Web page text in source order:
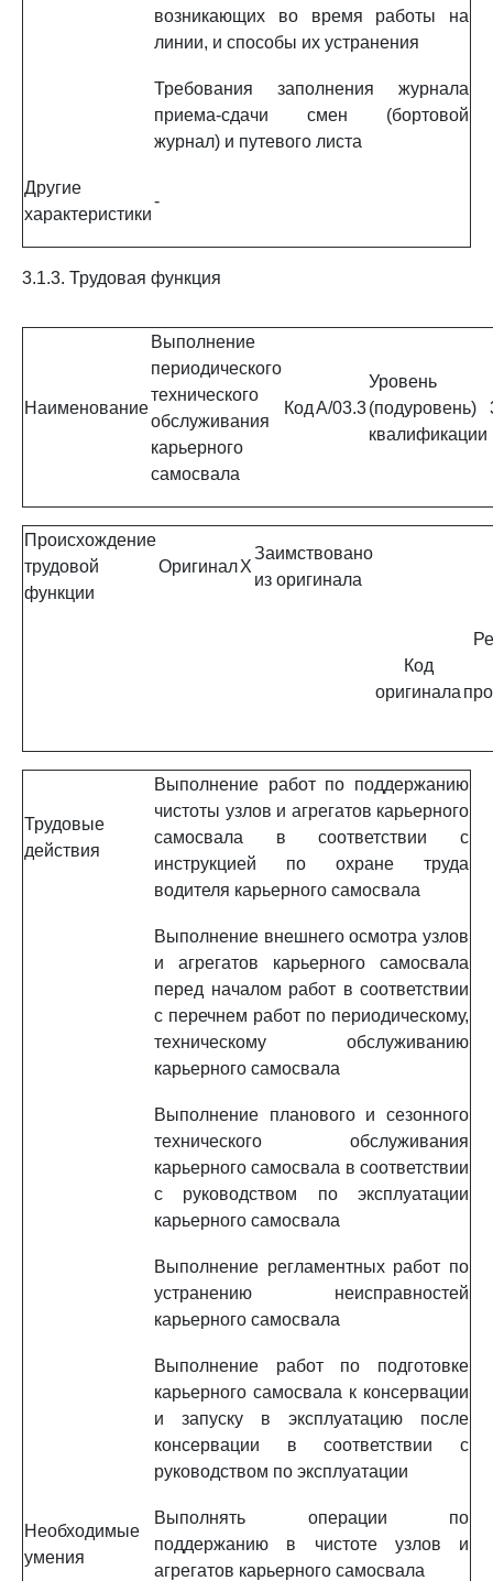
возникающих во время работы на
линии, и способы их устранения
Требования заполнения журнала
приема-сдачи смен (бортовой
журнал) и путевого листа
Другие
характеристики
-
3.1.3. Трудовая функция
Наименование
Выполнение
периодического
технического
обслуживания
карьерного
самосвала
КодA/03.3
Уровень
(подуровень)
квалификации
Происхождение
трудовой
функции
ОригиналX
Заимствовано
из оригинала
Код
оригинала
Трудовые
действия
Выполнение работ по поддержанию
чистоты узлов и агрегатов карьерного
самосвала в соответствии с
инструкцией по охране труда
водителя карьерного самосвала
Выполнение внешнего осмотра узлов
и агрегатов карьерного самосвала
перед началом работ в соответствии
с перечнем работ по периодическому,
техническому обслуживанию
карьерного самосвала
Выполнение планового и сезонного
технического обслуживания
карьерного самосвала в соответствии
с руководством по эксплуатации
карьерного самосвала
Выполнение регламентных работ по
устранению неисправностей
карьерного самосвала
Выполнение работ по подготовке
карьерного самосвала к консервации
и запуску в эксплуатацию после
консервации в соответствии с
руководством по эксплуатации
Необходимые
умения
Выполнять операции по
поддержанию в чистоте узлов и
агрегатов карьерного самосвала